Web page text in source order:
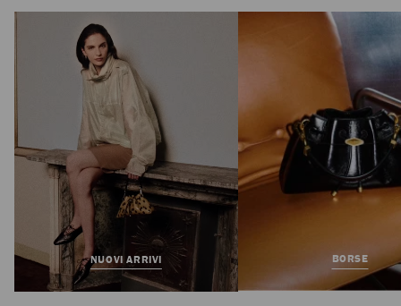
Prezzo
Standard
NUOVI ARRIVI BORSE